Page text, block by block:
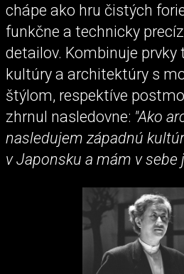
chápe ako hru čistých
funkčne a technicky
detailov. Kombinuje prvky
kultúry a architektúry s
štýlom, respektíve
zhrnul nasledovne: "Ako
nasledujem západnú
v Japonsku a mám v sebe